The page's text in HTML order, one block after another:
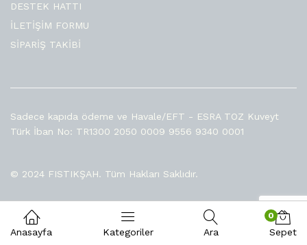
DESTEK HATTI
İLETİŞİM FORMU
SİPARİŞ TAKİBİ
© 2024 FISTIKŞAH. Tüm Hakları Saklıdır.
Sadece kapıda ödeme ve Havale/EFT - ESRA TOZ Kuveyt
Türk İban No: TR1300 2050 0009 9556 9340 0001
Anasayfa Kategoriler Ara
0
Sepet